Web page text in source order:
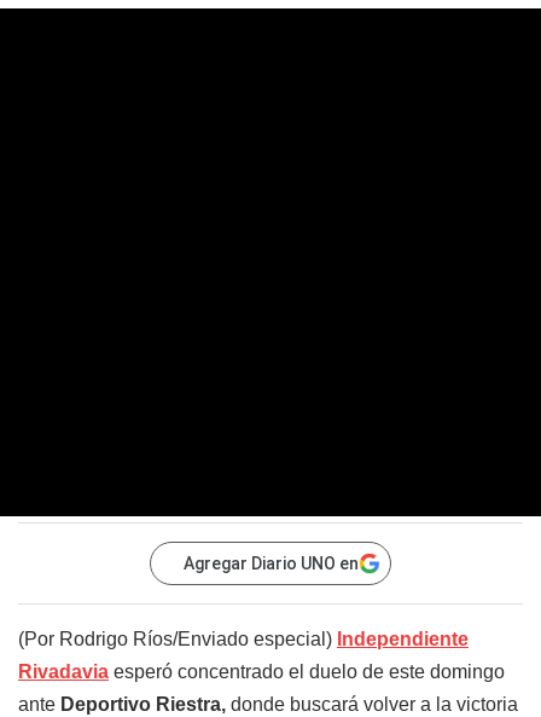
Agregar Diario UNO en
(Por Rodrigo Ríos/Enviado especial) Independiente
Rivadavia esperó concentrado el duelo de este domingo
ante Deportivo Riestra, donde buscará volver a la victoria